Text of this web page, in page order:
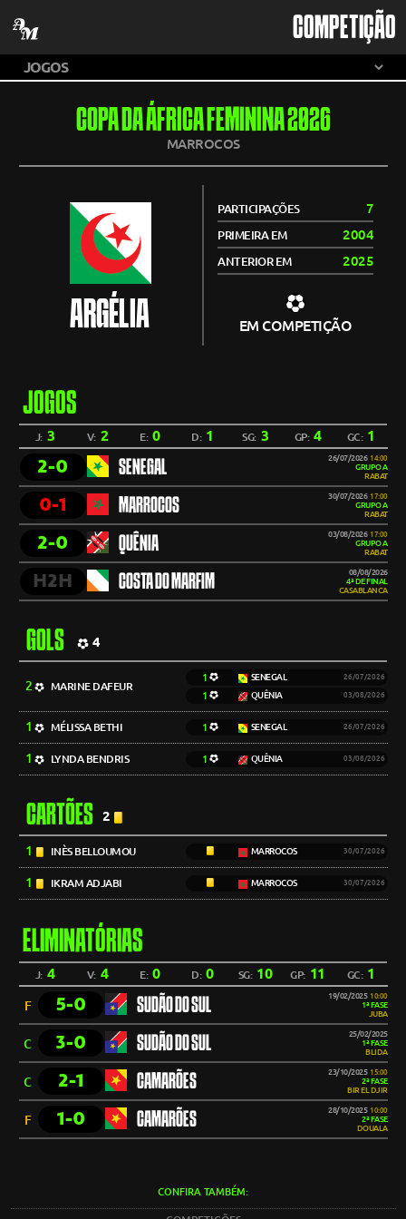
COMPETIÇÃO
COPA DA ÁFRICA FEMININA 2026
MARROCOS
ARGÉLIA
PARTICIPAÇÕES 7
PRIMEIRA EM 2004
ANTERIOR EM 2025
EM COMPETIÇÃO
JOGOS
J: 3 V: 2 E:0 D: 1 SG: 3 GP: 4 GC: 1
2-0 SENEGAL 26/07/2026 14:00
GRUPO A
RABAT
0-1 MARROCOS 30/07/2026 17:00
GRUPO A
RABAT
2-0 QUÊNIA 03/08/2026 17:00
GRUPO A
RABAT
H2H COSTA DO MARFIM
08/08/2026
4ª DE FINAL
CASABLANCA
GOLS 4
2 MARINE DAFEUR
1 SENEGAL 26/07/2026
1 QUÊNIA 03/08/2026
1 MÉLISSA BETHI 1 SENEGAL 26/07/2026
1 LYNDA BENDRIS 1 QUÊNIA 03/08/2026
CARTÕES 2
1 INÈS BELLOUMOU MARROCOS 30/07/2026
1 IKRAM ADJABI MARROCOS 30/07/2026
ELIMINATÓRIAS
J: 4 V: 4 E:0 D:0 SG: 10 GP: 11 GC: 1
F 5-0 SUDÃO DO SUL 19/02/2025 10:00
1ª FASE
JUBA
C 3-0 SUDÃO DO SUL
25/02/2025
1ª FASE
BLIDA
C 2-1 CAMARÕES 23/10/2025 15:00
2ª FASE
BIR EL DJIR
F 1-0 CAMARÕES 28/10/2025 10:00
2ª FASE
DOUALA
CONFIRA TAMBÉM: